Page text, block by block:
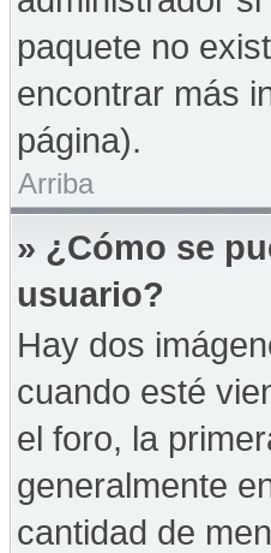
paquete no
encontrar más
página).
Arriba
» ¿Cómo se
usuario?
Hay dos
cuando esté
el foro, la
generalmente
cantidad de